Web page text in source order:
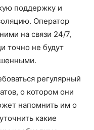
поддержку и
Оператор
на связи 24/7,
точно не будут
регулярный
о котором они
напомнить им о
какие